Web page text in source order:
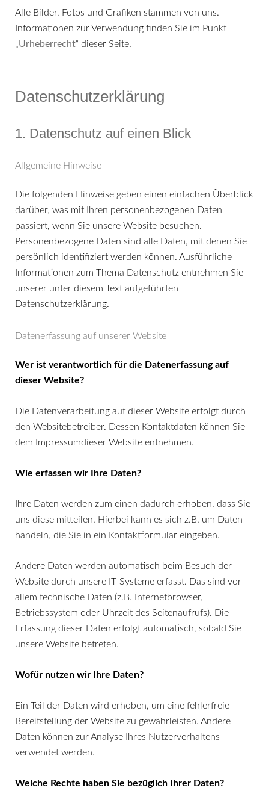
Alle Bilder, Fotos und Grafiken stammen von uns.
Informationen zur Verwendung finden Sie im Punkt
„Urheberrecht“ dieser Seite.
Datenschutzerklärung
1. Datenschutz auf einen Blick
Allgemeine Hinweise
Die folgenden Hinweise geben einen einfachen Überblick
darüber, was mit Ihren personenbezogenen Daten
passiert, wenn Sie unsere Website besuchen.
Personenbezogene Daten sind alle Daten, mit denen Sie
persönlich identifiziert werden können. Ausführliche
Informationen zum Thema Datenschutz entnehmen Sie
unserer unter diesem Text aufgeführten
Datenschutzerklärung.
Datenerfassung auf unserer Website
Wer ist verantwortlich für die Datenerfassung auf
dieser Website?
Die Datenverarbeitung auf dieser Website erfolgt durch
den Websitebetreiber. Dessen Kontaktdaten können Sie
dem Impressumdieser Website entnehmen.
Wie erfassen wir Ihre Daten?
Ihre Daten werden zum einen dadurch erhoben, dass Sie
uns diese mitteilen. Hierbei kann es sich z.B. um Daten
handeln, die Sie in ein Kontaktformular eingeben.
Andere Daten werden automatisch beim Besuch der
Website durch unsere IT-Systeme erfasst. Das sind vor
allem technische Daten (z.B. Internetbrowser,
Betriebssystem oder Uhrzeit des Seitenaufrufs). Die
Erfassung dieser Daten erfolgt automatisch, sobald Sie
unsere Website betreten.
Wofür nutzen wir Ihre Daten?
Ein Teil der Daten wird erhoben, um eine fehlerfreie
Bereitstellung der Website zu gewährleisten. Andere
Daten können zur Analyse Ihres Nutzerverhaltens
verwendet werden.
Welche Rechte haben Sie bezüglich Ihrer Daten?